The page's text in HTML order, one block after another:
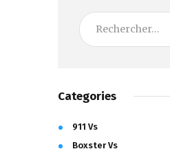
Categories
911 Vs
Boxster Vs